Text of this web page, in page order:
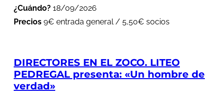
¿Cuándo? 18/09/2026
Precios 9€ entrada general / 5,50€ socios
DIRECTORES EN EL ZOCO. LITEO
PEDREGAL presenta: «Un hombre de
verdad»